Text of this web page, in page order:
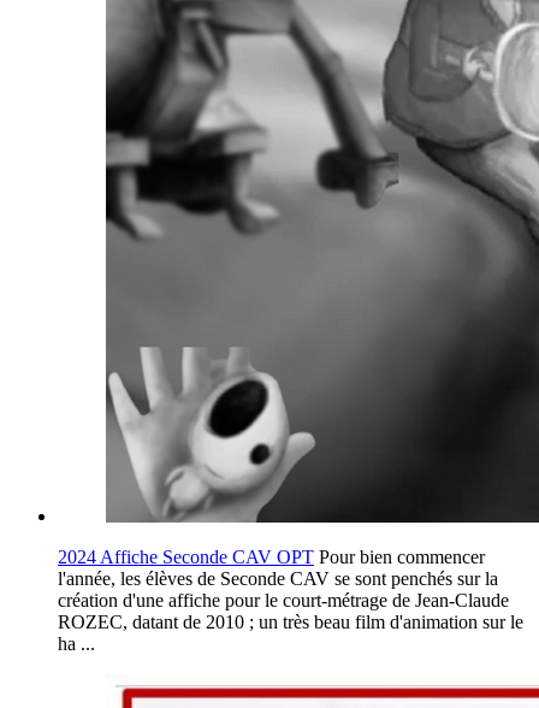
2024 Affiche Seconde CAV OPT Pour bien commencer
l'année, les élèves de Seconde CAV se sont penchés sur la
création d'une affiche pour le court-métrage de Jean-Claude
ROZEC, datant de 2010 ; un très beau film d'animation sur le
ha ...